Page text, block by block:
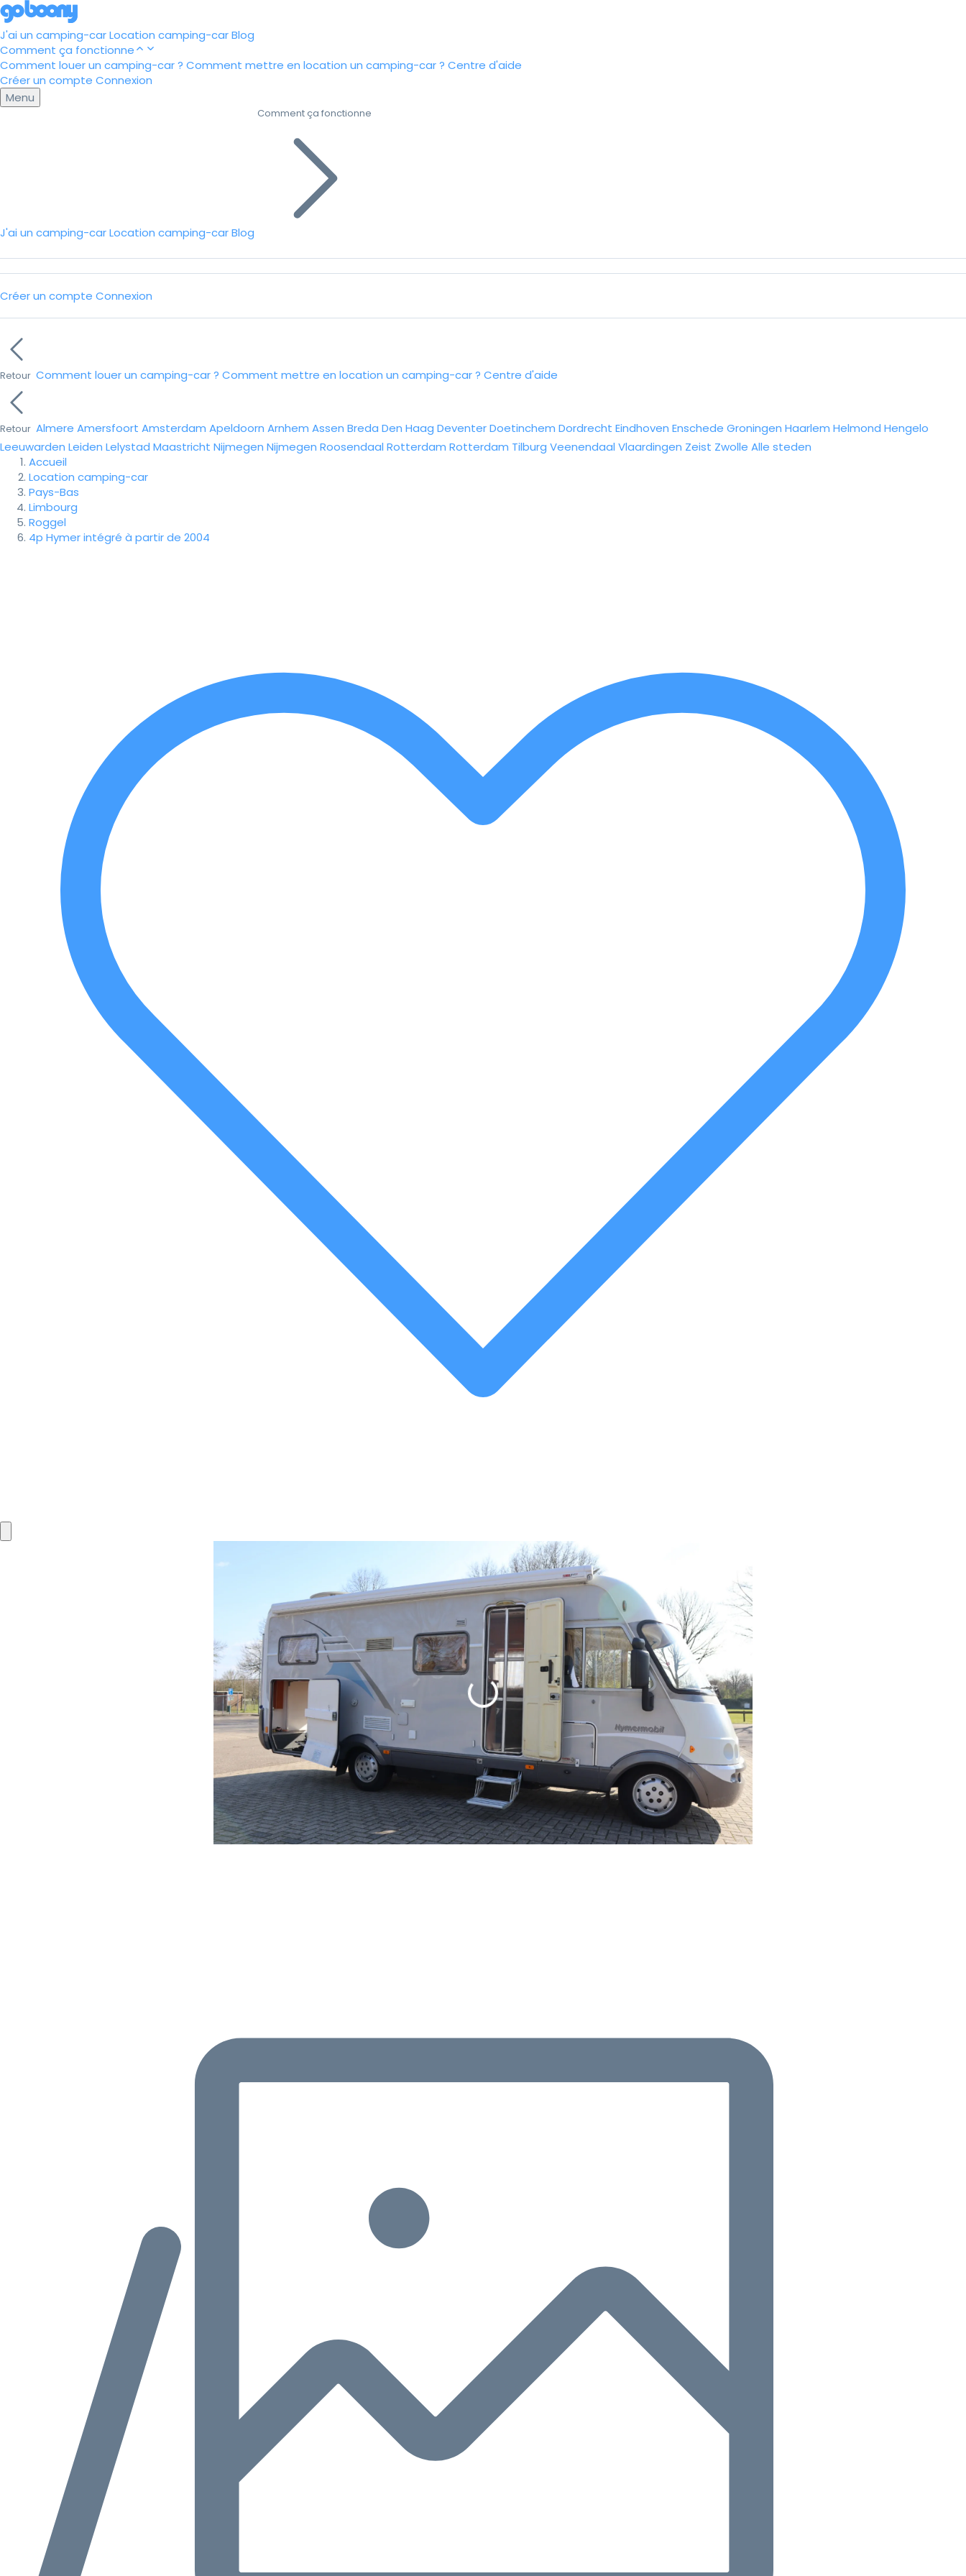
J'ai un camping-carLocation camping-carBlog
Comment ça fonctionne
Comment louer un camping-car ? Comment mettre en location un camping-car ? Centre d'aide
Créer un compte Connexion
Menu
J'ai un camping-carLocation camping-carBlog
Comment ça fonctionne
Créer un compte Connexion
Retour Comment louer un camping-car ? Comment mettre en location un camping-car ? Centre d'aide
Retour Almere Amersfoort Amsterdam Apeldoorn Arnhem Assen Breda Den Haag DeventerDoetinchem Dordrecht Eindhoven Enschede Groningen Haarlem Helmond Hengelo
Leeuwarden Leiden Lelystad Maastricht Nijmegen Nijmegen Roosendaal Rotterdam Rotterdam Tilburg Veenendaal Vlaardingen Zeist Zwolle Alle steden
Accueil
Location camping-car
Pays-Bas
Limbourg
Roggel
4p Hymer intégré à partir de 2004